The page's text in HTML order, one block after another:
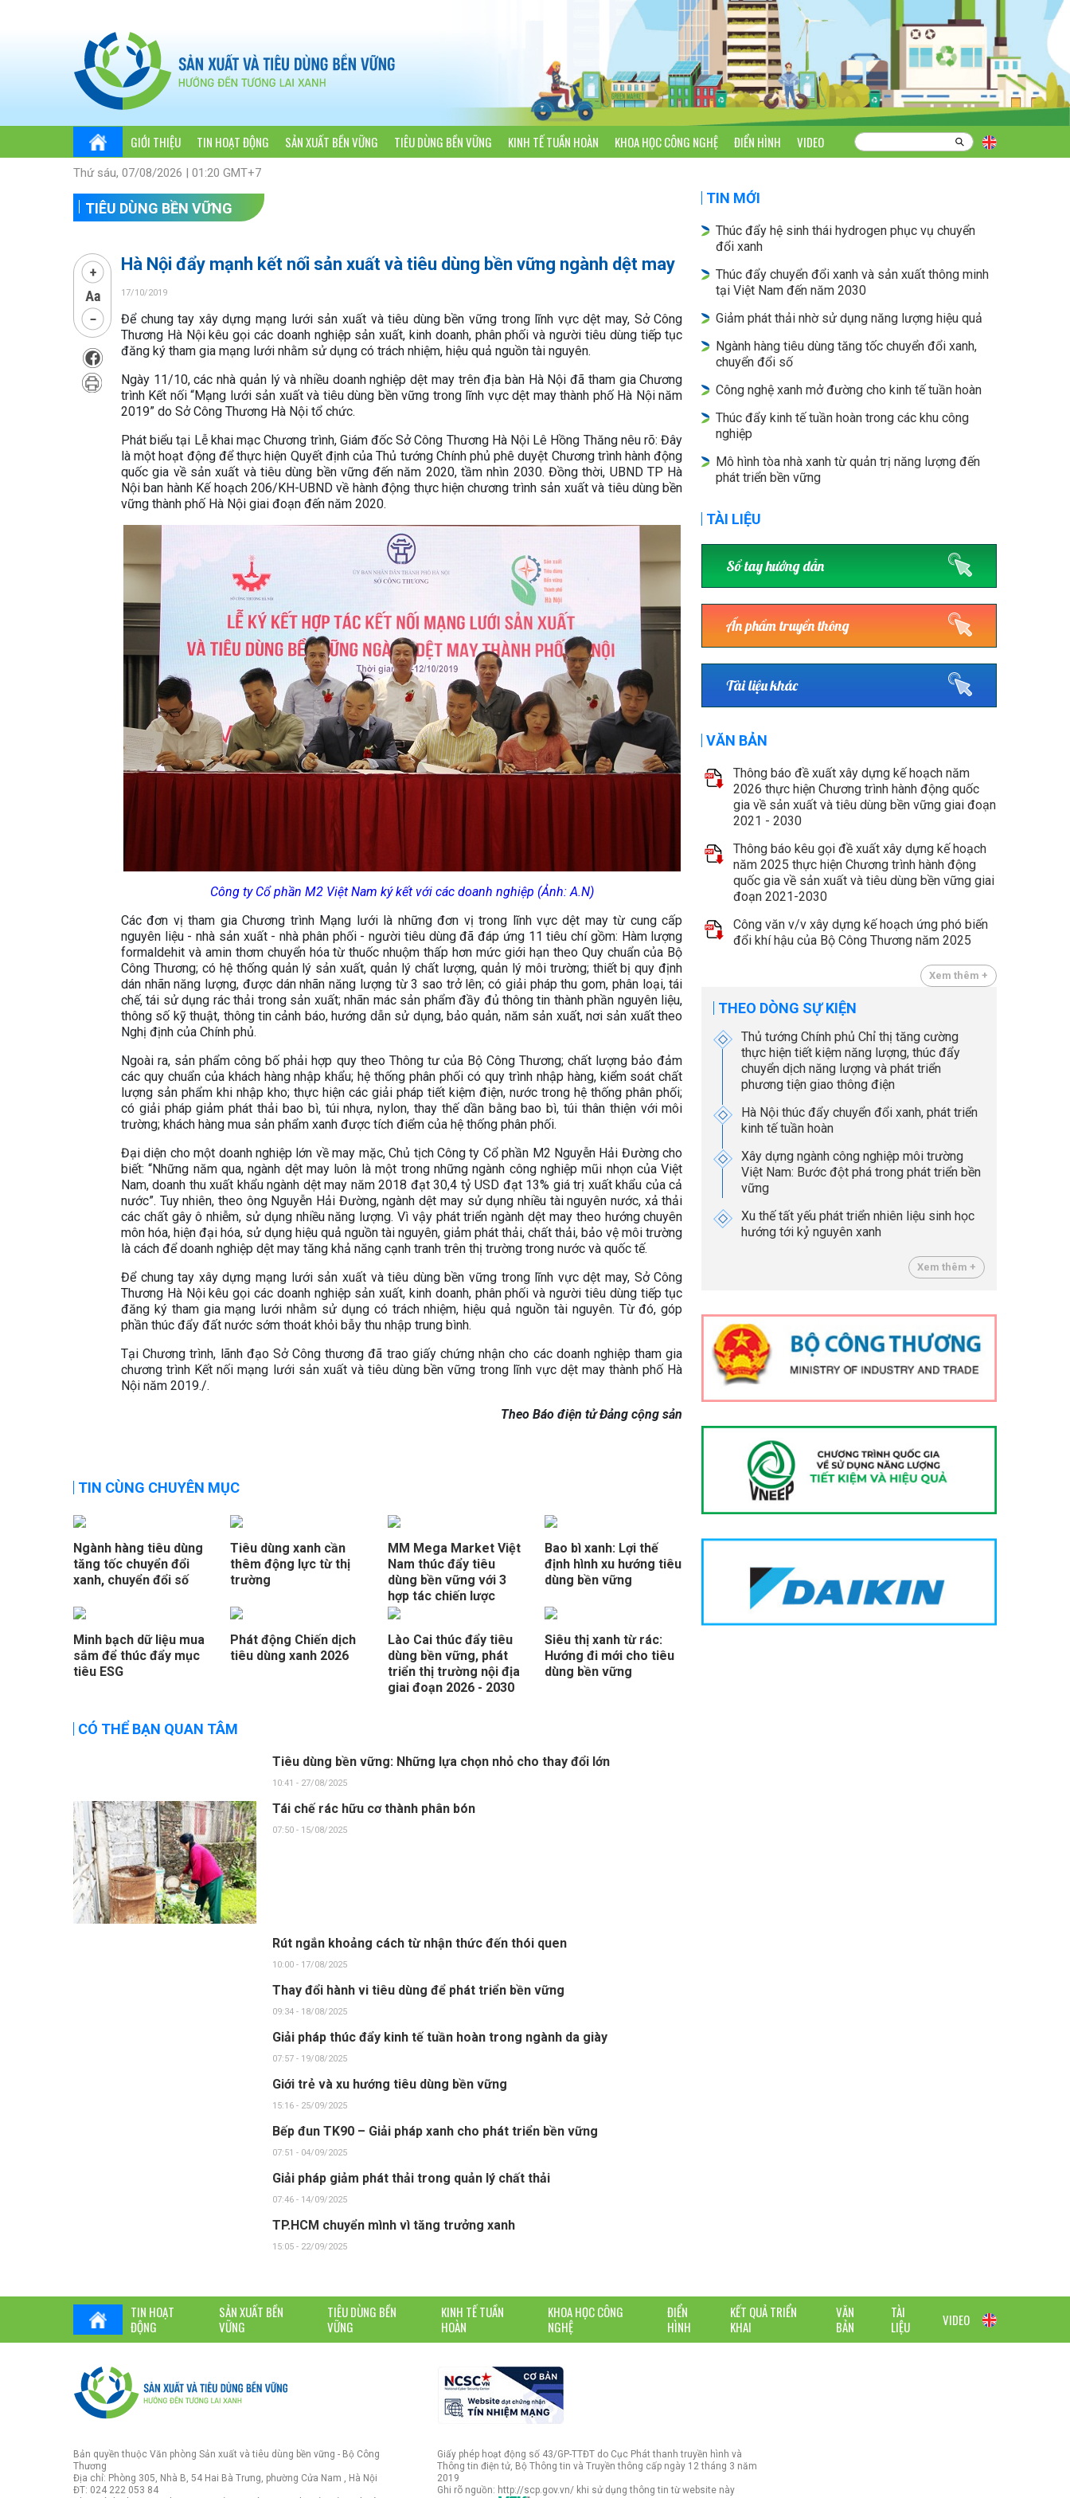
GIỚI THIỆU TIN HOẠT ĐỘNG SẢN XUẤT BỀN VỮNG TIÊU DÙNG BỀN VỮNG KINH TẾ TUẦN HOÀN KHOA HỌC CÔNG NGHỆ ĐIỂN HÌNH VIDEO
Thứ sáu, 07/08/2026 | 01:20 GMT+7
TIÊU DÙNG BỀN VỮNG
Hà Nội đẩy mạnh kết nối sản xuất và tiêu dùng bền vững ngành dệt may
17/10/2019
Để chung tay xây dựng mạng lưới sản xuất và tiêu dùng bền vững trong lĩnh vực dệt may, Sở Công
Thương Hà Nội kêu gọi các doanh nghiệp sản xuất, kinh doanh, phân phối và người tiêu dùng tiếp tục
đăng ký tham gia mạng lưới nhằm sử dụng có trách nhiệm, hiệu quả nguồn tài nguyên.
Ngày 11/10, các nhà quản lý và nhiều doanh nghiệp dệt may trên địa bàn Hà Nội đã tham gia Chương
trình Kết nối “Mạng lưới sản xuất và tiêu dùng bền vững trong lĩnh vực dệt may thành phố Hà Nội năm
2019” do Sở Công Thương Hà Nội tổ chức.
Phát biểu tại Lễ khai mạc Chương trình, Giám đốc Sở Công Thương Hà Nội Lê Hồng Thăng nêu rõ: Đây
là một hoạt động để thực hiện Quyết định của Thủ tướng Chính phủ phê duyệt Chương trình hành động
quốc gia về sản xuất và tiêu dùng bền vững đến năm 2020, tầm nhìn 2030. Đồng thời, UBND TP Hà
Nội ban hành Kế hoạch 206/KH-UBND về hành động thực hiện chương trình sản xuất và tiêu dùng bền
vững thành phố Hà Nội giai đoạn đến năm 2020.
Công ty Cổ phần M2 Việt Nam ký kết với các doanh nghiệp (Ảnh: A.N)
Các đơn vị tham gia Chương trình Mạng lưới là những đơn vị trong lĩnh vực dệt may từ cung cấp
nguyên liệu - nhà sản xuất - nhà phân phối - người tiêu dùng đã đáp ứng 11 tiêu chí gồm: Hàm lượng
formaldehit và amin thơm chuyển hóa từ thuốc nhuộm thấp hơn mức giới hạn theo Quy chuẩn của Bộ
Công Thương; có hệ thống quản lý sản xuất, quản lý chất lượng, quản lý môi trường; thiết bị quy định
dán nhãn năng lượng, được dán nhãn năng lượng từ 3 sao trở lên; có giải pháp thu gom, phân loại, tái
chế, tái sử dụng rác thải trong sản xuất; nhãn mác sản phẩm đầy đủ thông tin thành phần nguyên liệu,
thông số kỹ thuật, thông tin cảnh báo, hướng dẫn sử dụng, bảo quản, năm sản xuất, nơi sản xuất theo
Nghị định của Chính phủ.
Ngoài ra, sản phẩm công bố phải hợp quy theo Thông tư của Bộ Công Thương; chất lượng bảo đảm
các quy chuẩn của khách hàng nhập khẩu; hệ thống phân phối có quy trình nhập hàng, kiểm soát chất
lượng sản phẩm khi nhập kho; thực hiện các giải pháp tiết kiệm điện, nước trong hệ thống phân phối;
có giải pháp giảm phát thải bao bì, túi nhựa, nylon, thay thế dần bằng bao bì, túi thân thiện với môi
trường; khách hàng mua sản phẩm xanh được tích điểm của hệ thống phân phối.
Đại diện cho một doanh nghiệp lớn về may mặc, Chủ tịch Công ty Cổ phần M2 Nguyễn Hải Đường cho
biết: “Những năm qua, ngành dệt may luôn là một trong những ngành công nghiệp mũi nhọn của Việt
Nam, doanh thu xuất khẩu ngành dệt may năm 2018 đạt 30,4 tỷ USD đạt 13% giá trị xuất khẩu của cả
nước”. Tuy nhiên, theo ông Nguyễn Hải Đường, ngành dệt may sử dụng nhiều tài nguyên nước, xả thải
các chất gây ô nhiễm, sử dụng nhiều năng lượng. Vì vậy phát triển ngành dệt may theo hướng chuyên
môn hóa, hiện đại hóa, sử dụng hiệu quả nguồn tài nguyên, giảm phát thải, chất thải, bảo vệ môi trường
là cách để doanh nghiệp dệt may tăng khả năng cạnh tranh trên thị trường trong nước và quốc tế.
Để chung tay xây dựng mạng lưới sản xuất và tiêu dùng bền vững trong lĩnh vực dệt may, Sở Công
Thương Hà Nội kêu gọi các doanh nghiệp sản xuất, kinh doanh, phân phối và người tiêu dùng tiếp tục
đăng ký tham gia mạng lưới nhằm sử dụng có trách nhiệm, hiệu quả nguồn tài nguyên. Từ đó, góp
phần thúc đẩy đất nước sớm thoát khỏi bẫy thu nhập trung bình.
Tại Chương trình, lãnh đạo Sở Công thương đã trao giấy chứng nhận cho các doanh nghiệp tham gia
chương trình Kết nối mạng lưới sản xuất và tiêu dùng bền vững trong lĩnh vực dệt may thành phố Hà
Nội năm 2019./.
Theo Báo điện tử Đảng cộng sản
TIN CÙNG CHUYÊN MỤC
Ngành hàng tiêu dùng
tăng tốc chuyển đổi
xanh, chuyển đổi số
Tiêu dùng xanh cần
thêm động lực từ thị
trường
MM Mega Market Việt
Nam thúc đẩy tiêu
dùng bền vững với 3
hợp tác chiến lược
Bao bì xanh: Lợi thế
định hình xu hướng tiêu
dùng bền vững
Minh bạch dữ liệu mua
sắm để thúc đẩy mục
tiêu ESG
Phát động Chiến dịch
tiêu dùng xanh 2026
Lào Cai thúc đẩy tiêu
dùng bền vững, phát
triển thị trường nội địa
giai đoạn 2026 - 2030
Siêu thị xanh từ rác:
Hướng đi mới cho tiêu
dùng bền vững
CÓ THỂ BẠN QUAN TÂM
Tiêu dùng bền vững: Những lựa chọn nhỏ cho thay đổi lớn
10:41 - 27/08/2025
Tái chế rác hữu cơ thành phân bón
07:50 - 15/08/2025
Rút ngắn khoảng cách từ nhận thức đến thói quen
10:00 - 17/08/2025
Thay đổi hành vi tiêu dùng để phát triển bền vững
09:34 - 18/08/2025
Giải pháp thúc đẩy kinh tế tuần hoàn trong ngành da giày
07:57 - 19/08/2025
Giới trẻ và xu hướng tiêu dùng bền vững
15:16 - 25/09/2025
Bếp đun TK90 – Giải pháp xanh cho phát triển bền vững
07:51 - 04/09/2025
Giải pháp giảm phát thải trong quản lý chất thải
07:46 - 14/09/2025
TP.HCM chuyển mình vì tăng trưởng xanh
15:05 - 22/09/2025
TIN MỚI
Thúc đẩy hệ sinh thái hydrogen phục vụ chuyển
đổi xanh
Thúc đẩy chuyển đổi xanh và sản xuất thông minh
tại Việt Nam đến năm 2030
Giảm phát thải nhờ sử dụng năng lượng hiệu quả
Ngành hàng tiêu dùng tăng tốc chuyển đổi xanh,
chuyển đổi số
Công nghệ xanh mở đường cho kinh tế tuần hoàn
Thúc đẩy kinh tế tuần hoàn trong các khu công
nghiệp
Mô hình tòa nhà xanh từ quản trị năng lượng đến
phát triển bền vững
TÀI LIỆU
Sổ tay hướng dẫn
Ấn phẩm truyền thông
Tài liệu khác
VĂN BẢN
Thông báo đề xuất xây dựng kế hoạch năm
2026 thực hiện Chương trình hành động quốc
gia về sản xuất và tiêu dùng bền vững giai đoạn
2021 - 2030
Thông báo kêu gọi đề xuất xây dựng kế hoạch
năm 2025 thực hiện Chương trình hành động
quốc gia về sản xuất và tiêu dùng bền vững giai
đoạn 2021-2030
Công văn v/v xây dựng kế hoạch ứng phó biến
đổi khí hậu của Bộ Công Thương năm 2025
Xem thêm +
THEO DÒNG SỰ KIỆN
Thủ tướng Chính phủ Chỉ thị tăng cường
thực hiện tiết kiệm năng lượng, thúc đẩy
chuyển dịch năng lượng và phát triển
phương tiện giao thông điện
Hà Nội thúc đẩy chuyển đổi xanh, phát triển
kinh tế tuần hoàn
Xây dựng ngành công nghiệp môi trường
Việt Nam: Bước đột phá trong phát triển bền
vững
Xu thế tất yếu phát triển nhiên liệu sinh học
hướng tới kỷ nguyên xanh
Xem thêm +
TIN HOẠT
ĐỘNG
SẢN XUẤT BỀN
VỮNG
TIÊU DÙNG BỀN
VỮNG
KINH TẾ TUẦN
HOÀN
KHOA HỌC CÔNG
NGHỆ
ĐIỂN
HÌNH
KẾT QUẢ TRIỂN
KHAI
VĂN
BẢN
TÀI
LIỆU
VIDEO
Bản quyền thuộc Văn phòng Sản xuất và tiêu dùng bền vững - Bộ Công
Thương
Địa chỉ: Phòng 305, Nhà B, 54 Hai Bà Trưng, phường Cửa Nam , Hà Nội
ĐT: 024 222 053 84
Giấy phép hoạt động số 43/GP-TTĐT do Cục Phát thanh truyền hình và
Thông tin điện tử, Bộ Thông tin và Truyền thông cấp ngày 12 tháng 3 năm
2019
Ghi rõ nguồn: http://scp.gov.vn/ khi sử dụng thông tin từ website này